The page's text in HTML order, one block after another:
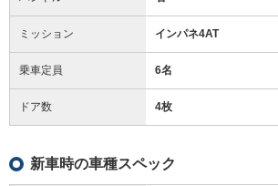
ミッション インパネ4AT
乗車定員 6名
ドア数 4枚
新車時の車種スペック